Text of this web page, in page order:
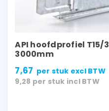
API hoofdprofiel
3000mm
7,67 per stuk excl BTW
9,28 per stuk incl BTW